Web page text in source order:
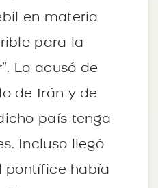
en materia
para la
Lo acusó de
de Irán y de
país tenga
Incluso llegó
pontífice había